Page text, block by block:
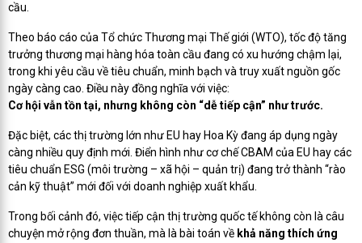
cầu.
Theo báo cáo của Tổ chức Thương mại Thế giới (WTO), tốc độ tăng
trưởng thương mại hàng hóa toàn cầu đang có xu hướng chậm lại,
trong khi yêu cầu về tiêu chuẩn, minh bạch và truy xuất nguồn gốc
ngày càng cao. Điều này đồng nghĩa với việc:
Cơ hội vẫn tồn tại, nhưng không còn “dễ tiếp cận” như trước.
Đặc biệt, các thị trường lớn như EU hay Hoa Kỳ đang áp dụng ngày
càng nhiều quy định mới. Điển hình như cơ chế CBAM của EU hay các
tiêu chuẩn ESG (môi trường – xã hội – quản trị) đang trở thành “rào
cản kỹ thuật” mới đối với doanh nghiệp xuất khẩu.
Trong bối cảnh đó, việc tiếp cận thị trường quốc tế không còn là câu
chuyện mở rộng đơn thuần, mà là bài toán về khả năng thích ứng